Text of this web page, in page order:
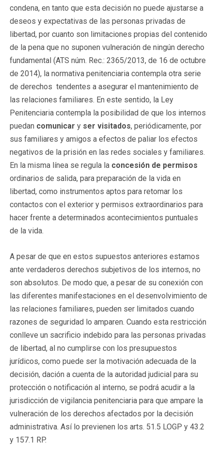
condena, en tanto que esta decisión no puede ajustarse a
deseos y expectativas de las personas privadas de
libertad, por cuanto son limitaciones propias del contenido
de la pena que no suponen vulneración de ningún derecho
fundamental (ATS núm. Rec.: 2365/2013, de 16 de octubre
de 2014), la normativa penitenciaria contempla otra serie
de derechos tendentes a asegurar el mantenimiento de
las relaciones familiares. En este sentido, la Ley
Penitenciaria contempla la posibilidad de que los internos
puedan comunicar y ser visitados, periódicamente, por
sus familiares y amigos a efectos de paliar los efectos
negativos de la prisión en las redes sociales y familiares.
En la misma línea se regula la concesión de permisos
ordinarios de salida, para preparación de la vida en
libertad, como instrumentos aptos para retomar los
contactos con el exterior y permisos extraordinarios para
hacer frente a determinados acontecimientos puntuales
de la vida.
A pesar de que en estos supuestos anteriores estamos
ante verdaderos derechos subjetivos de los internos, no
son absolutos. De modo que, a pesar de su conexión con
las diferentes manifestaciones en el desenvolvimiento de
las relaciones familiares, pueden ser limitados cuando
razones de seguridad lo amparen. Cuando esta restricción
conlleve un sacrificio indebido para las personas privadas
de libertad, al no cumplirse con los presupuestos
jurídicos, como puede ser la motivación adecuada de la
decisión, dación a cuenta de la autoridad judicial para su
protección o notificación al interno, se podrá acudir a la
jurisdicción de vigilancia penitenciaria para que ampare la
vulneración de los derechos afectados por la decisión
administrativa. Así lo previenen los arts. 51.5 LOGP y 43.2
y 157.1 RP.